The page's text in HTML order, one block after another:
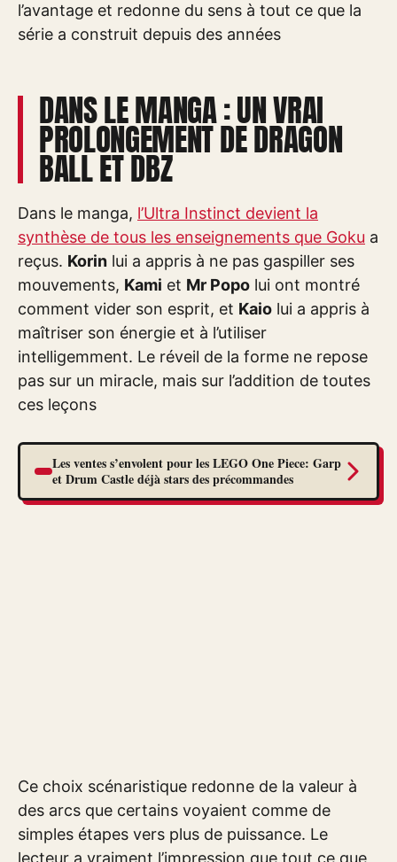
l’avantage et redonne du sens à tout ce que la
série a construit depuis des années
DANS LE MANGA : UN VRAI
PROLONGEMENT DE DRAGON
BALL ET DBZ
Dans le manga, l’Ultra Instinct devient la
synthèse de tous les enseignements que Goku a
reçus. Korin lui a appris à ne pas gaspiller ses
mouvements, Kami et Mr Popo lui ont montré
comment vider son esprit, et Kaio lui a appris à
maîtriser son énergie et à l’utiliser
intelligemment. Le réveil de la forme ne repose
pas sur un miracle, mais sur l’addition de toutes
ces leçons
Les ventes s’envolent pour les LEGO One Piece: Garp
et Drum Castle déjà stars des précommandes
Ce choix scénaristique redonne de la valeur à
des arcs que certains voyaient comme de
simples étapes vers plus de puissance. Le
lecteur a vraiment l’impression que tout ce que